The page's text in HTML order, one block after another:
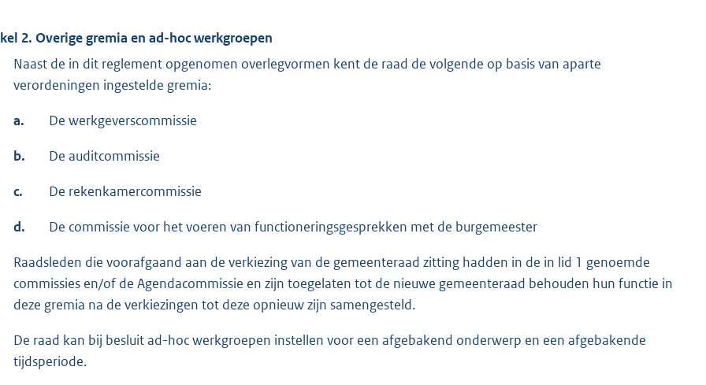
2. Overige gremia en ad-hoc werkgroepen
Naast de in dit reglement opgenomen overlegvormen kent de raad de volgende op basis van aparte
verordeningen ingestelde gremia:
a. De werkgeverscommissie
b. De auditcommissie
c. De rekenkamercommissie
d. De commissie voor het voeren van functioneringsgesprekken met de burgemeester
Raadsleden die voorafgaand aan de verkiezing van de gemeenteraad zitting hadden in de in lid 1 genoemde
commissies en/of de Agendacommissie en zijn toegelaten tot de nieuwe gemeenteraad behouden hun functie in
deze gremia na de verkiezingen tot deze opnieuw zijn samengesteld.
De raad kan bij besluit ad-hoc werkgroepen instellen voor een afgebakend onderwerp en een afgebakende
tijdsperiode.